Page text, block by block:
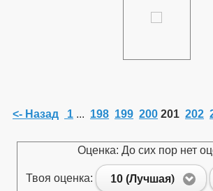
<- Назад 1 ... 198 199 200 201 202
Оценка: До сих пор нет
Твоя оценка: 10 (Лучшая)